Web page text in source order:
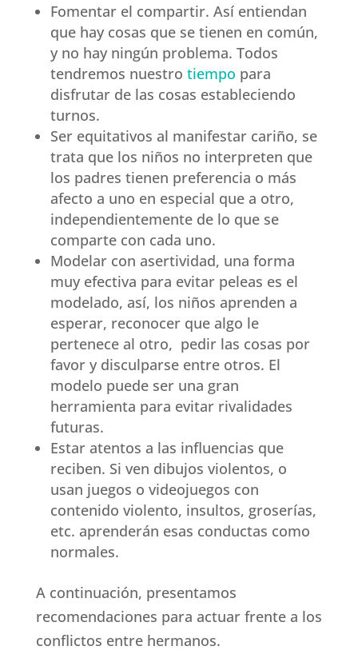
Fomentar el compartir. Así entiendan
que hay cosas que se tienen en común,
y no hay ningún problema. Todos
tendremos nuestro tiempo para
disfrutar de las cosas estableciendo
turnos.
Ser equitativos al manifestar cariño, se
trata que los niños no interpreten que
los padres tienen preferencia o más
afecto a uno en especial que a otro,
independientemente de lo que se
comparte con cada uno.
Modelar con asertividad, una forma
muy efectiva para evitar peleas es el
modelado, así, los niños aprenden a
esperar, reconocer que algo le
pertenece al otro, pedir las cosas por
favor y disculparse entre otros. El
modelo puede ser una gran
herramienta para evitar rivalidades
futuras.
Estar atentos a las influencias que
reciben. Si ven dibujos violentos, o
usan juegos o videojuegos con
contenido violento, insultos, groserías,
etc. aprenderán esas conductas como
normales.
A continuación, presentamos
recomendaciones para actuar frente a los
conflictos entre hermanos.